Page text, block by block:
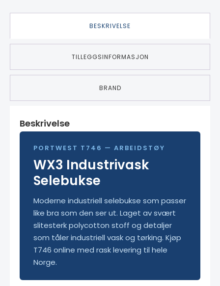
BESKRIVELSE
TILLEGGSINFORMASJON
BRAND
Beskrivelse
PORTWEST T746 — ARBEIDSTØY
WX3 Industrivask
Selebukse
Moderne industriell selebukse som passer
like bra som den ser ut. Laget av svært
slitesterk polycotton stoff og detaljer
som tåler industriell vask og tørking. Kjøp
T746 online med rask levering til hele
Norge.